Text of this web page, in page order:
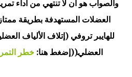
والصواب هو أن لا تنتهي من أداء
العضلات المستهدفة بطريقة
للهايبر تروفي (إتلاف الألياف
العضلي.((إضغط هنا: خطر